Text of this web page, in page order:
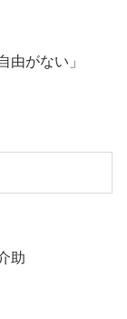
由がない」
助